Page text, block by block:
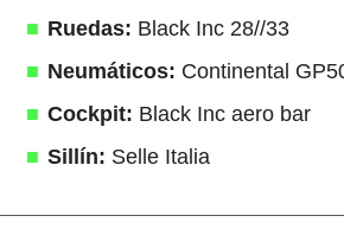
Ruedas: Black Inc 28//33
Neumáticos: Continental
Cockpit: Black Inc aero bar
Sillín: Selle Italia